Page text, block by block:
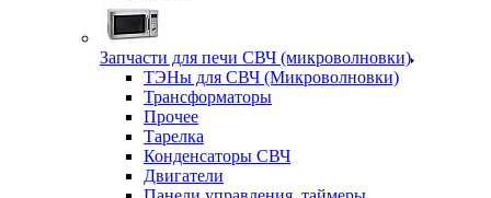
Запчасти для печи СВЧ (микроволновки)
ТЭНы для СВЧ (Микроволновки)
Трансформаторы
Прочее
Тарелка
Конденсаторы СВЧ
Двигатели